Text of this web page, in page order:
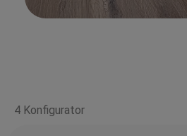
4 Konfigurator